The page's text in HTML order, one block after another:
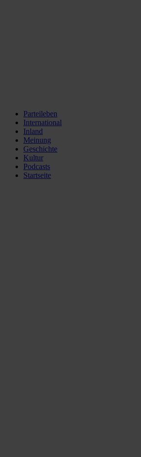
Parteileben
International
Inland
Meinung
Geschichte
Kultur
Podcasts
Startseite